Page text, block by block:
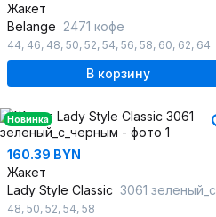
Жакет
Belange 2471 кофе
44, 46, 48, 50, 52, 54, 56, 58, 60, 62, 64
В корзину
Новинка
160.39 BYN
Жакет
Lady Style Classic 3061 зеленый_с_черным
48, 50, 52, 54, 58